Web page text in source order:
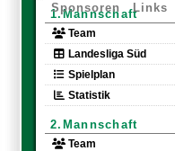
Sponsoren Links
1.Mannschaft
Team
Landesliga Süd
Spielplan
Statistik
2.Mannschaft
Team